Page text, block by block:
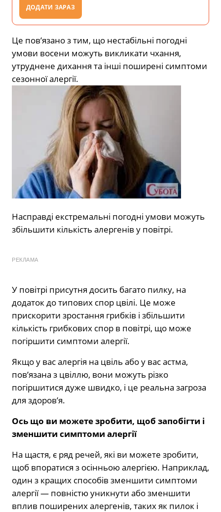
ДОДАТИ ЗАРАЗ
Це пов’язано з тим, що нестабільні погодні
умови восени можуть викликати чхання,
утруднене дихання та інші поширені симптоми
сезонної алергії.
Насправді екстремальні погодні умови можуть
збільшити кількість алергенів у повітрі.
РЕКЛАМА
У повітрі присутня досить багато пилку, на
додаток до типових спор цвілі. Це може
прискорити зростання грибків і збільшити
кількість грибкових спор в повітрі, що може
погіршити симптоми алергії.
Якщо у вас алергія на цвіль або у вас астма,
пов’язана з цвіллю, вони можуть різко
погіршитися дуже швидко, і це реальна загроза
для здоров’я.
Ось що ви можете зробити, щоб запобігти і
зменшити симптоми алергії
На щастя, є ряд речей, які ви можете зробити,
щоб впоратися з осінньою алергією. Наприклад,
один з кращих способів зменшити симптоми
алергії — повністю уникнути або зменшити
вплив поширених алергенів, таких як пилок і